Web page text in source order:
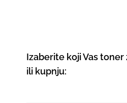
Izaberite koji Vas
ili kupnju: